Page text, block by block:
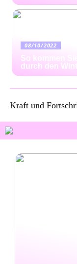
08/10/2022
So kommen Sie
durch den
Kraft und